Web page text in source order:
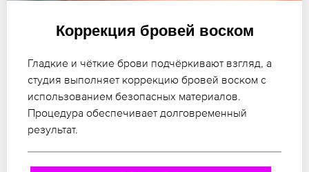
Коррекция бровей воском
Гладкие и чёткие брови подчёркивают взгляд, а
студия выполняет коррекцию бровей воском с
использованием безопасных материалов.
Процедура обеспечивает долговременный
результат.